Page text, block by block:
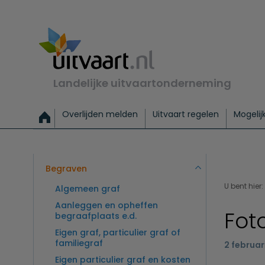
Landelijke uitvaartonderneming
Overlijden melden Uitvaart regelen
Exclusieve uitvaart Begrafenis Basis
Begraven
Algemeen graf
Aanleggen en opheffen
begraafplaats e.d.
Eigen graf, particulier graf of
familiegraf
Eigen particulier graf en kosten
U bent hier:
2